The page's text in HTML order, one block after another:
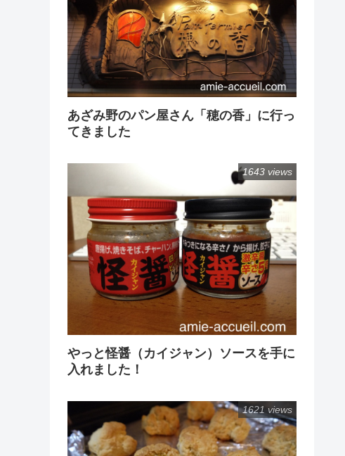
あざみ野のパン屋さん「穂の香」に行っ
てきました
やっと怪醤（カイジャン）ソースを手に
入れました！
1643 views
1621 views